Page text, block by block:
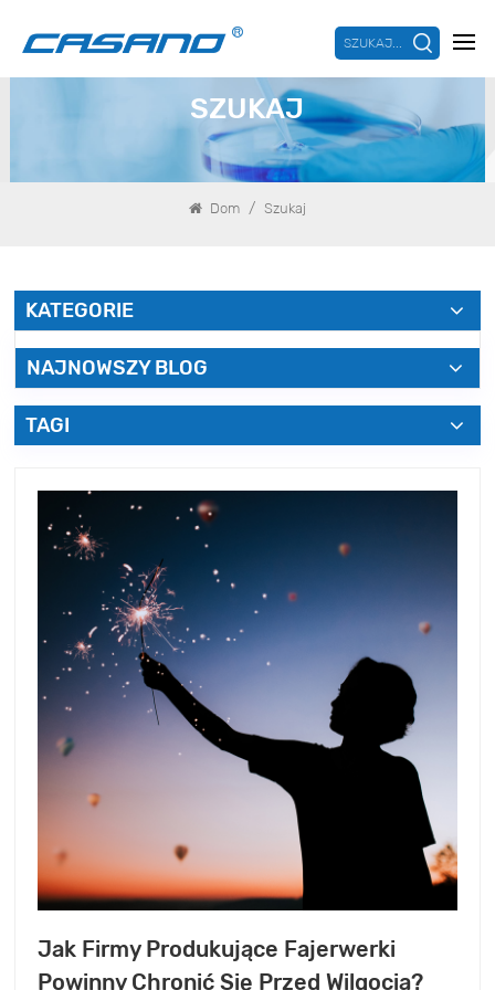
SZUKAJ...
SZUKAJ
Dom / Szukaj
KATEGORIE
NAJNOWSZY BLOG
TAGI
Jak Firmy Produkujące Fajerwerki
Powinny Chronić Się Przed Wilgocią?